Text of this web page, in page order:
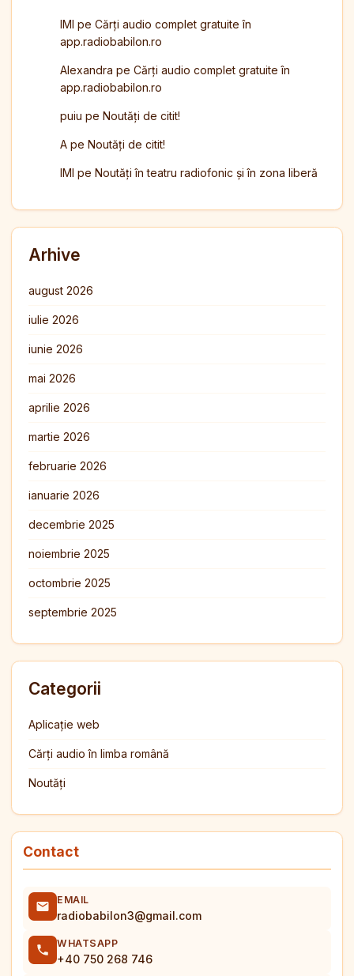
IMI pe Cărți audio complet gratuite în
app.radiobabilon.ro
Alexandra pe Cărți audio complet gratuite în
app.radiobabilon.ro
puiu pe Noutăți de citit!
A pe Noutăți de citit!
IMI pe Noutăți în teatru radiofonic și în zona liberă
Arhive
august 2026
iulie 2026
iunie 2026
mai 2026
aprilie 2026
martie 2026
februarie 2026
ianuarie 2026
decembrie 2025
noiembrie 2025
octombrie 2025
septembrie 2025
Categorii
Aplicație web
Cărți audio în limba română
Noutăți
Contact
EMAIL
radiobabilon3@gmail.com
WHATSAPP
+40 750 268 746